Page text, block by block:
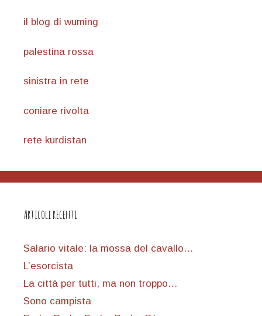
il blog di wuming
palestina rossa
sinistra in rete
coniare rivolta
rete kurdistan
Articoli recenti
Salario vitale: la mossa del cavallo…
L’esorcista
La città per tutti, ma non troppo…
Sono campista